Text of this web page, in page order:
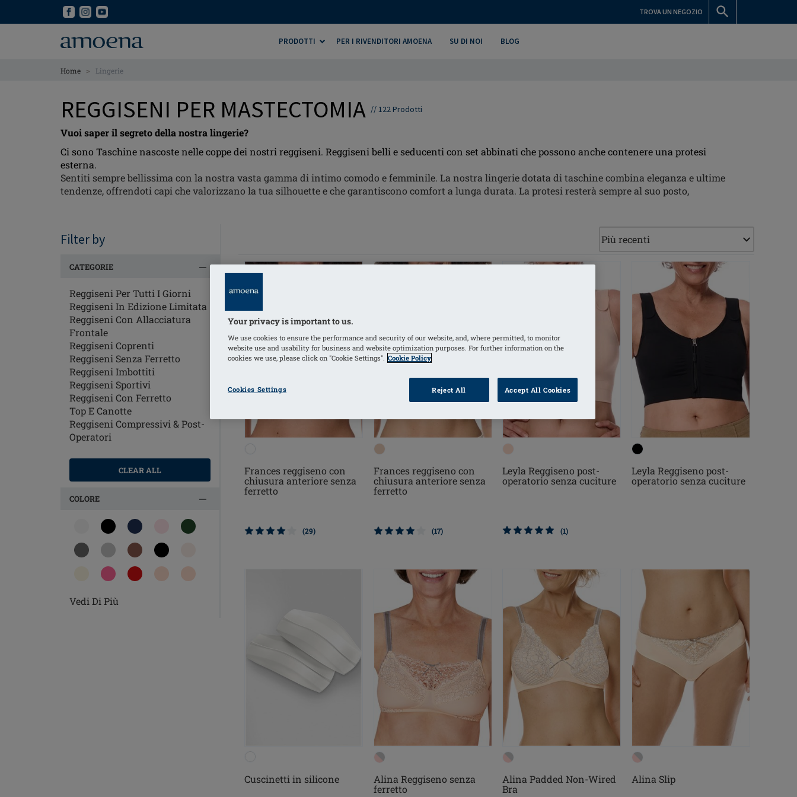
TROVA UN NEGOZIO
PRODOTTI PER I RIVENDITORI AMOENA SU DI NOI BLOG
Home > Lingerie
REGGISENI PER MASTECTOMIA //122Prodotti
Vuoi saper il segreto della nostra lingerie?
Ci sono Taschine nascoste nelle coppe dei nostri reggiseni. Reggiseni belli e seducenti con set abbinati che possono anche contenere una protesi
esterna.
Sentiti sempre bellissima con la nostra vasta gamma di intimo comodo e femminile. La nostra lingerie dotata di taschine combina eleganza e ultime
tendenze, offrendoti capi che valorizzano la tua silhouette e che garantiscono comfort a lunga durata. La protesi resterà sempre al suo posto,
Filter by
CATEGORIE
Reggiseni Per Tutti I Giorni
Reggiseni In Edizione Limitata
Reggiseni Con Allacciatura
Frontale
Reggiseni Coprenti
Reggiseni Senza Ferretto
Reggiseni Imbottiti
Reggiseni Sportivi
Reggiseni Con Ferretto
Top E Canotte
Reggiseni Compressivi & Post-
Operatori
CLEAR ALL
COLORE
Vedi Di Più
Frances reggiseno con
chiusura anteriore senza
ferretto
(29)
Frances reggiseno con
chiusura anteriore senza
ferretto
(17)
Leyla Reggiseno post-
operatorio senza cuciture
(1)
Leyla Reggiseno post-
operatorio senza cuciture
Cuscinetti in silicone
Alina Reggiseno senza
ferretto
Alina Padded Non-Wired
Bra
Alina Slip
Your privacy is important to us.
We use cookies to ensure the performance and security of our website, and, where permitted, to monitor
website use and usability for business and website optimization purposes. For further information on the
cookies we use, please click on "Cookie Settings". Cookie Policy
Cookies Settings Reject All Accept All Cookies